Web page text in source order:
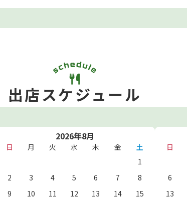
出店スケジュール
2026年8月
日 月 火 水 木 金
土
1
2
3 4 5 6 7
8
9
10 11 12 13 14
15
日
6
13